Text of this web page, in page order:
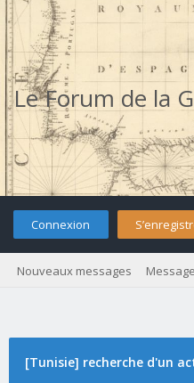
Le Forum de la
Connexion
Nouveaux messages
[Tunisie] recherche d'un